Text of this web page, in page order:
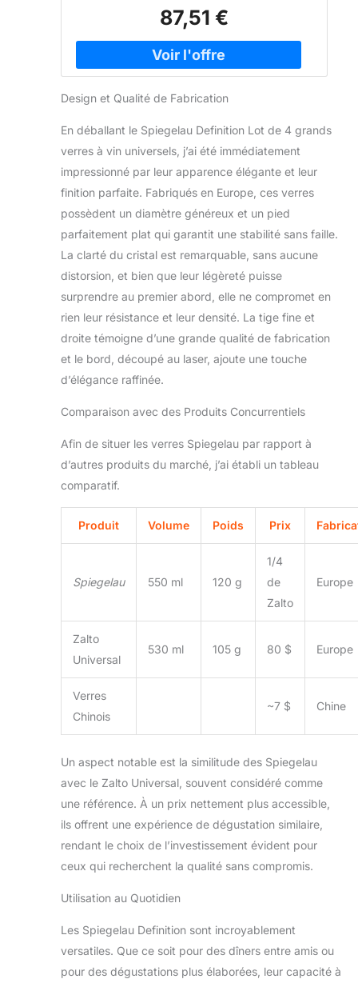
87,51 €
Design et Qualité de Fabrication
En déballant le Spiegelau Definition Lot de 4 grands
verres à vin universels, j’ai été immédiatement
impressionné par leur apparence élégante et leur
finition parfaite. Fabriqués en Europe, ces verres
possèdent un diamètre généreux et un pied
parfaitement plat qui garantit une stabilité sans faille.
La clarté du cristal est remarquable, sans aucune
distorsion, et bien que leur légèreté puisse
surprendre au premier abord, elle ne compromet en
rien leur résistance et leur densité. La tige fine et
droite témoigne d’une grande qualité de fabrication
et le bord, découpé au laser, ajoute une touche
d’élégance raffinée.
Comparaison avec des Produits Concurrentiels
Afin de situer les verres Spiegelau par rapport à
d’autres produits du marché, j’ai établi un tableau
comparatif.
Produit Volume Poids Prix
Spiegelau 550 ml 120 g
1/4
de
Zalto
Europe
Zalto
Universal
530 ml 105 g 80 $ Europe
Verres
Chinois
~7 $ Chine
Un aspect notable est la similitude des Spiegelau
avec le Zalto Universal, souvent considéré comme
une référence. À un prix nettement plus accessible,
ils offrent une expérience de dégustation similaire,
rendant le choix de l’investissement évident pour
ceux qui recherchent la qualité sans compromis.
Utilisation au Quotidien
Les Spiegelau Definition sont incroyablement
versatiles. Que ce soit pour des dîners entre amis ou
pour des dégustations plus élaborées, leur capacité à